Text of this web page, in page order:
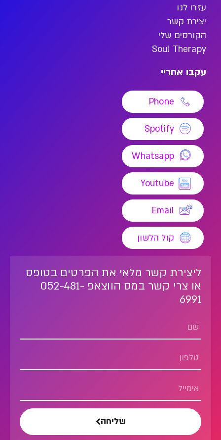
עזרו לנו
יצירת קשר
הקורסים שלי
Soul Therapy
עקבו אחריי
Phone
Spotify
Whatsapp
Youtube
Email
קול הלשון
ליצירת קשר מלאי את הפרטים בטופס
או צרי קשר במס הווצאפ 052-481-
6991
שליחה